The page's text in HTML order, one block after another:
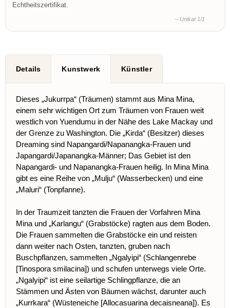
Echtheitszertifikat.
– Unikat 1/1
Details Kunstwerk Künstler
Dieses „Jukurrpa“ (Träumen) stammt aus Mina Mina,
einem sehr wichtigen Ort zum Träumen von Frauen weit
westlich von Yuendumu in der Nähe des Lake Mackay und
der Grenze zu Washington. Die „Kirda“ (Besitzer) dieses
Dreaming sind Napangardi/Napanangka-Frauen und
Japangardi/Japanangka-Männer; Das Gebiet ist den
Napangardi- und Napanangka-Frauen heilig. In Mina Mina
gibt es eine Reihe von „Mulju“ (Wasserbecken) und eine
„Maluri“ (Tonpfanne).
In der Traumzeit tanzten die Frauen der Vorfahren Mina
Mina und „Karlangu“ (Grabstöcke) ragten aus dem Boden.
Die Frauen sammelten die Grabstöcke ein und reisten
dann weiter nach Osten, tanzten, gruben nach
Buschpflanzen, sammelten „Ngalyipi“ (Schlangenrebe
[Tinospora smilacina]) und schufen unterwegs viele Orte.
„Ngalyipi“ ist eine seilartige Schlingpflanze, die an
Stämmen und Ästen von Bäumen wächst, darunter auch
„Kurrkara“ (Wüsteneiche [Allocasuarina decaisneana]). Es